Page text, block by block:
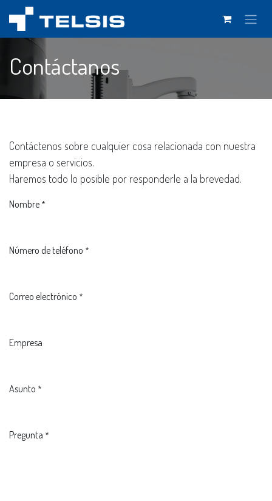
Ir al contenido
Contáctanos
Contáctenos sobre cualquier cosa relacionada con nuestra
empresa o servicios.
Haremos todo lo posible por responderle a la brevedad.
Nombre *
Número de teléfono *
Correo electrónico *
Empresa
Asunto *
Pregunta *